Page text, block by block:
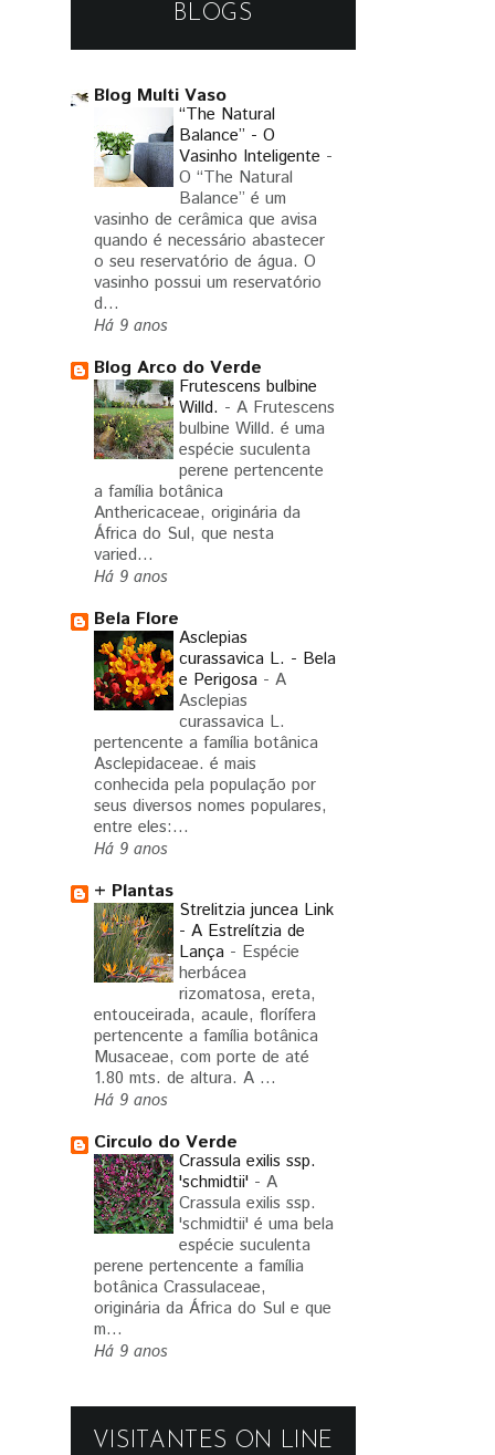
BLOGS
Blog Multi Vaso
“The Natural
Balance” - O
Vasinho Inteligente -
O “The Natural
Balance” é um
vasinho de cerâmica que avisa
quando é necessário abastecer
o seu reservatório de água. O
vasinho possui um reservatório
d...
Há 9 anos
Blog Arco do Verde
Frutescens bulbine
Willd. - A Frutescens
bulbine Willd. é uma
espécie suculenta
perene pertencente
a família botânica
Anthericaceae, originária da
África do Sul, que nesta
varied...
Há 9 anos
Bela Flore
Asclepias
curassavica L. - Bela
e Perigosa - A
Asclepias
curassavica L.
pertencente a família botânica
Asclepidaceae. é mais
conhecida pela população por
seus diversos nomes populares,
entre eles:...
Há 9 anos
+ Plantas
Strelitzia juncea Link
- A Estrelítzia de
Lança - Espécie
herbácea
rizomatosa, ereta,
entouceirada, acaule, florífera
pertencente a família botânica
Musaceae, com porte de até
1.80 mts. de altura. A ...
Há 9 anos
Circulo do Verde
Crassula exilis ssp.
'schmidtii' - A
Crassula exilis ssp.
'schmidtii' é uma bela
espécie suculenta
perene pertencente a família
botânica Crassulaceae,
originária da África do Sul e que
m...
Há 9 anos
VISITANTES ON LINE